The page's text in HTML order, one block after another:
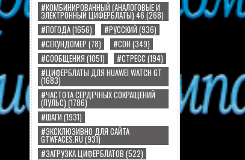
#КОМБИНИРОВАННЫЙ (АНАЛОГОВЫЕ И
ЭЛЕКТРОННЫЙ ЦИФЕРБЛАТЫ) 46(268)
#ПОГОДА(1656) #РУССКИЙ (936)
#СЕКУНДОМЕР (78) #СОН (349)
#СООБЩЕНИЯ (1051) #СТРЕСС (194)
#ЦИФЕРБЛАТЫ ДЛЯ HUAWEI WATCH GT
(1683)
#ЧАСТОТА СЕРДЕЧНЫХ СОКРАЩЕНИЙ
(ПУЛЬС)(1786)
#ШАГИ (1931)
#ЭКСКЛЮЗИВНО ДЛЯ САЙТА
GTWFACES.RU(931)
#ЗАГРУЗКА ЦИФЕРБЛАТОВ (522)